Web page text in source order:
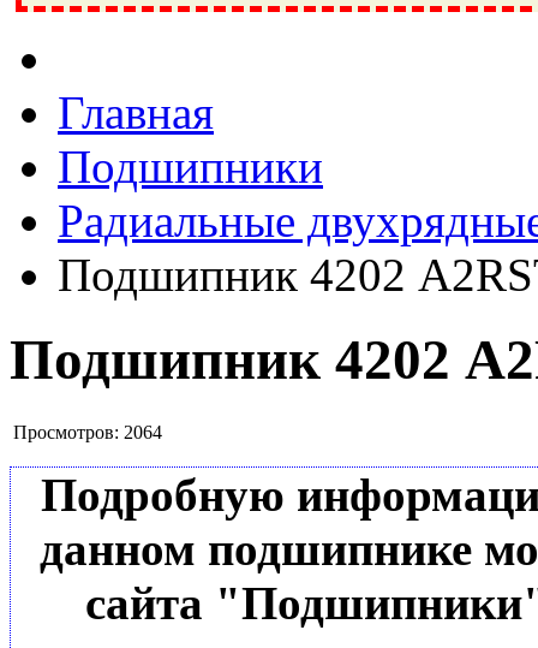
Ивантеевка, подшипники, пневматика, метизы, техника,
Главная
Подшипники
Радиальные
Подшипник 4202
Подшипник 4202
Просмотров: 2064
Подробную
данном подшипнике
сайта